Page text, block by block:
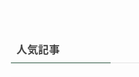
人気記事